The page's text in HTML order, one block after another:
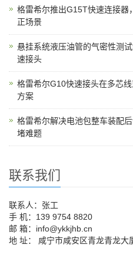
格雷希尔推出G15T快速连接器
正场景
悬挂系统液压油管的气密性测
速接头
格雷希尔G10快速接头在多芯
方案
格雷希尔解决电池包整车装配
堵难题
联系我们
联系人：张工
手 机：139 9754 8820
邮 箱：info@ykkjhb.cn
地 址： 咸宁市咸安区青龙青龙大